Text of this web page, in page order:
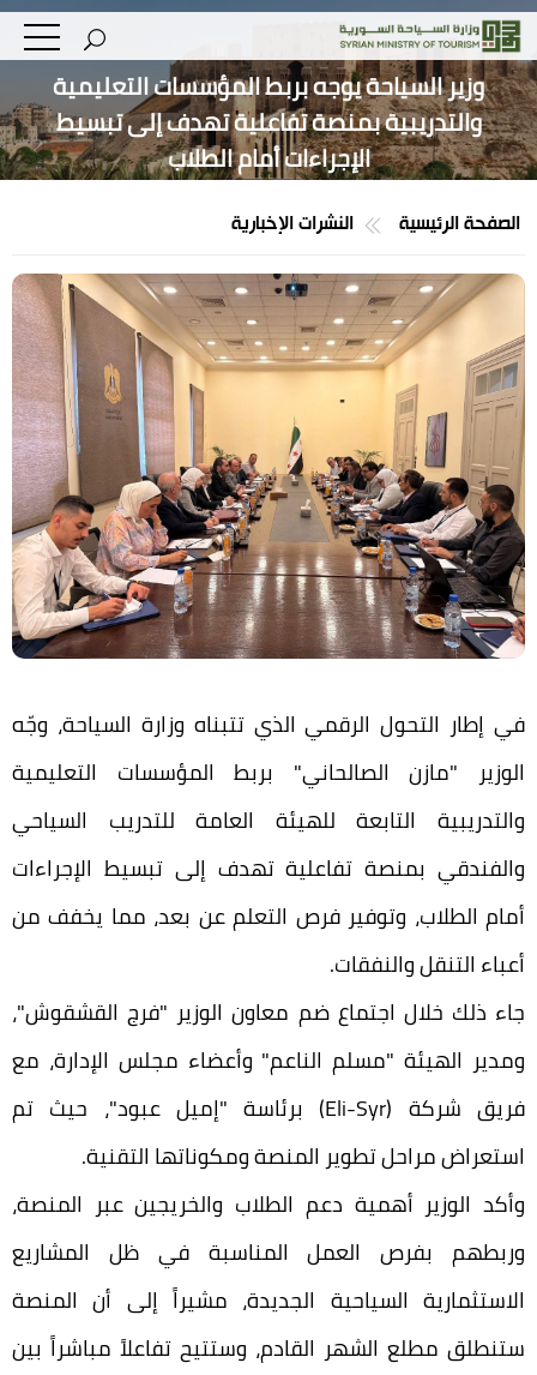
وزير السياحة يوجه بربط المؤسسات التعليمية
والتدريبية بمنصة تفاعلية تهدف إلى تبسيط
الإجراءات أمام الطلاب
الصفحة الرئيسية النشرات الإخبارية
في إطار التحول الرقمي الذي تتبناه وزارة السياحة، وجّه
الوزير "مازن الصالحاني" بربط المؤسسات التعليمية
والتدريبية التابعة للهيئة العامة للتدريب السياحي
والفندقي بمنصة تفاعلية تهدف إلى تبسيط الإجراءات
أمام الطلاب، وتوفير فرص التعلم عن بعد، مما يخفف من
أعباء التنقل والنفقات.
جاء ذلك خلال اجتماع ضم معاون الوزير "فرج القشقوش"،
ومدير الهيئة "مسلم الناعم" وأعضاء مجلس الإدارة، مع
فريق شركة (Eli-Syr) برئاسة "إميل عبود"، حيث تم
استعراض مراحل تطوير المنصة ومكوناتها التقنية.
وأكد الوزير أهمية دعم الطلاب والخريجين عبر المنصة،
وربطهم بفرص العمل المناسبة في ظل المشاريع
الاستثمارية السياحية الجديدة، مشيراً إلى أن المنصة
ستنطلق مطلع الشهر القادم، وستتيح تفاعلاً مباشراً بين